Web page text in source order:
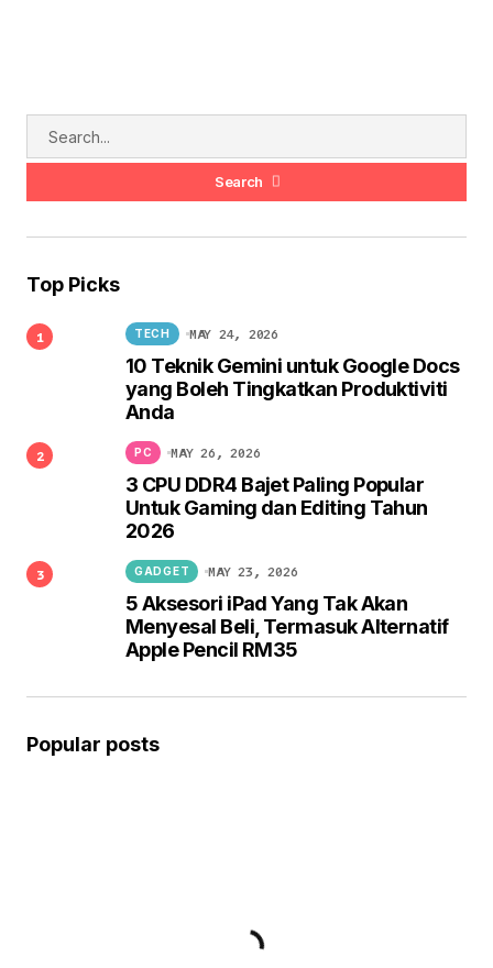
Search
Top Picks
10 Teknik Gemini untuk Google Docs
yang Boleh Tingkatkan Produktiviti
Anda
TECH MAY 24, 2026
3 CPU DDR4 Bajet Paling Popular
Untuk Gaming dan Editing Tahun
2026
PC MAY 26, 2026
5 Aksesori iPad Yang Tak Akan
Menyesal Beli, Termasuk Alternatif
Apple Pencil RM35
GADGET MAY 23, 2026
Popular posts